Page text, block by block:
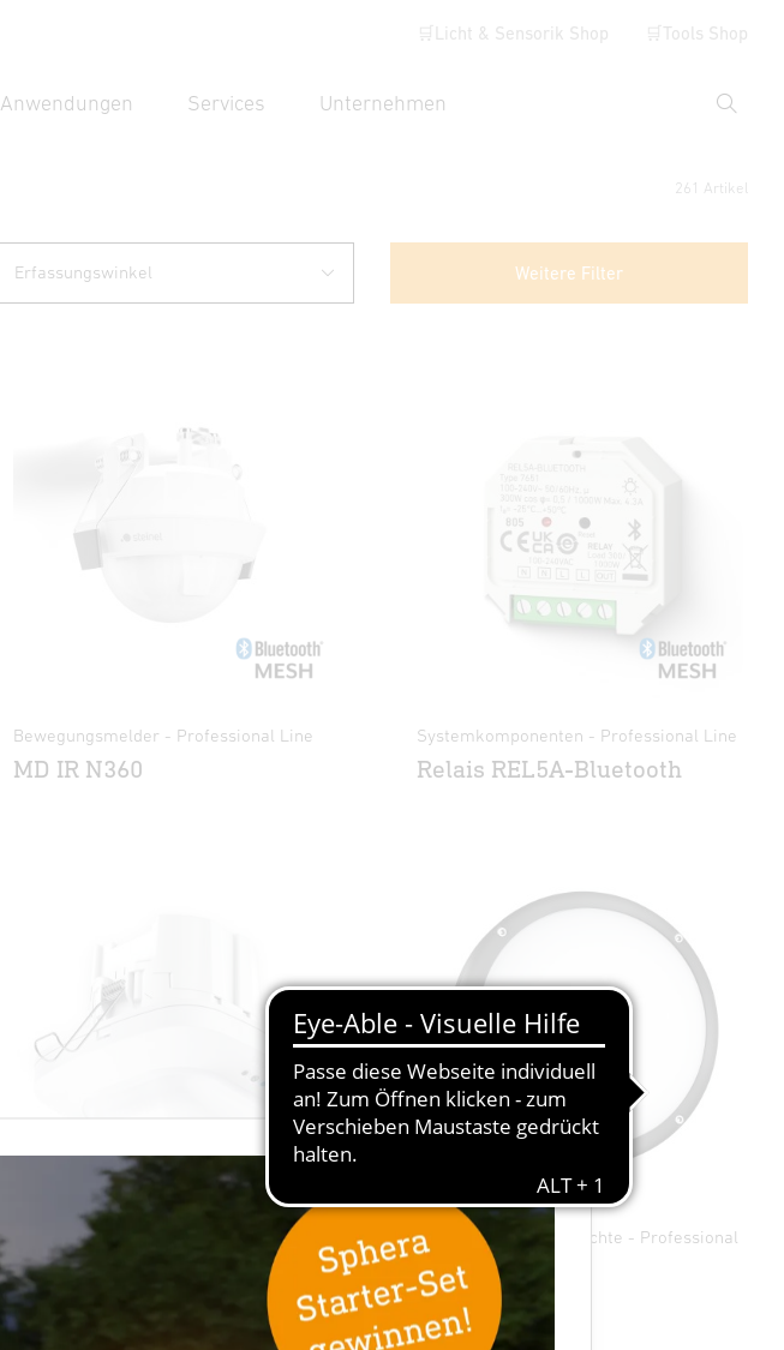
🛒Licht & Sensorik Shop 🛒Tools Shop
Anwendungen Services Unternehmen
Suche
261 Artikel
Weitere Filter
Erfassungswinkel
Bewegungsmelder - Professional Line
MD IR N360
Systemkomponenten - Professional Line
Relais REL5A-Bluetooth
Präsenzmelder - Professional Line
IR Quattro HD 24m DALI duo
Sensor-LED-Außenleuchte - Professional
Line
L 330 S